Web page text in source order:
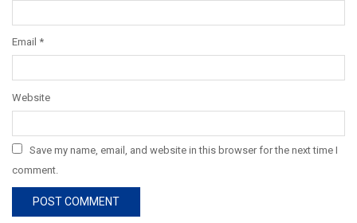
Email *
Website
Save my name, email, and website in this browser for the next time I
comment.